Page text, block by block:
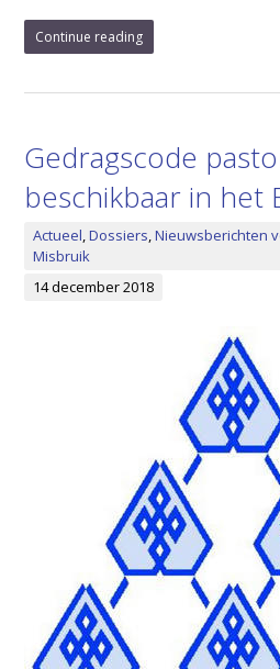
Continue reading
Gedragscode
beschikbaar in het
Actueel,Dossiers,Nieuwsberichten
Misbruik
14 december 2018